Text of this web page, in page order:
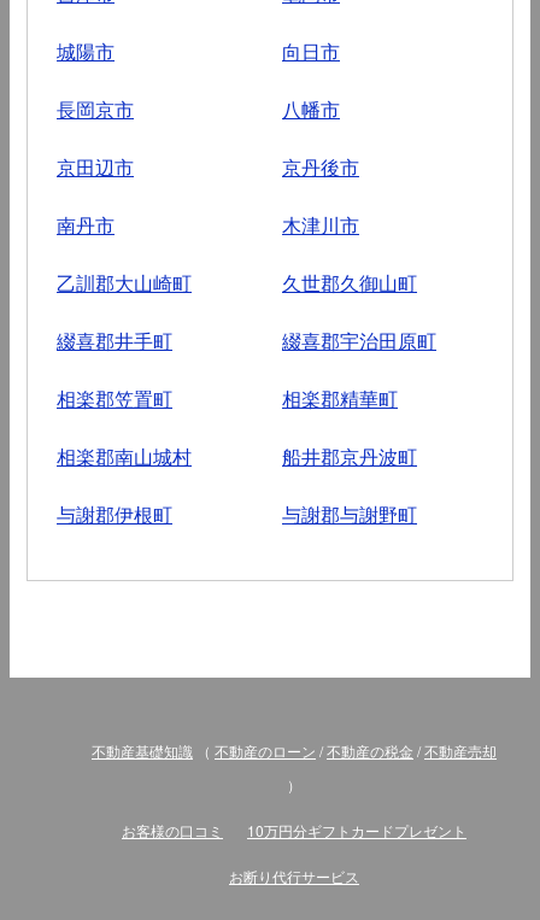
城陽市 向日市
長岡京市 八幡市
京田辺市 京丹後市
南丹市 木津川市
乙訓郡大山崎町 久世郡久御山町
綴喜郡井手町 綴喜郡宇治田原町
相楽郡笠置町 相楽郡精華町
相楽郡南山城村 船井郡京丹波町
与謝郡伊根町 与謝郡与謝野町
不動産基礎知識 （ 不動産のローン /不動産の税金 /不動産売却
）
お客様の口コミ 10万円分ギフトカードプレゼント
お断り代行サービス